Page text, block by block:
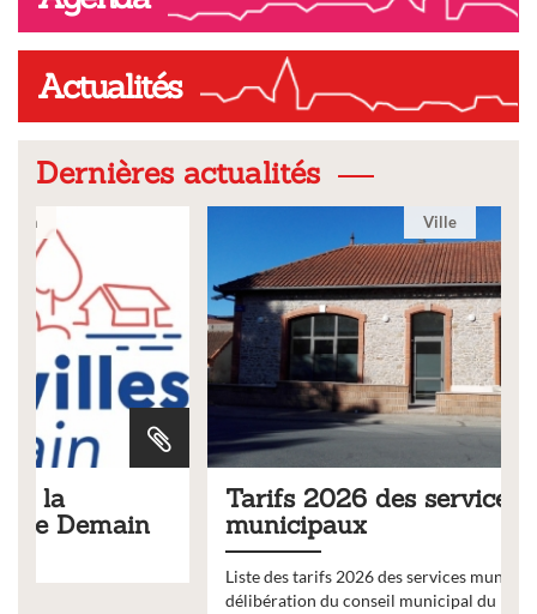
Actualités
Dernières actualités
Tarifs 2026 des services
municipaux
Liste des tarifs 2026 des services municipaux,
délibération du conseil municipal du 19 décembre 2025